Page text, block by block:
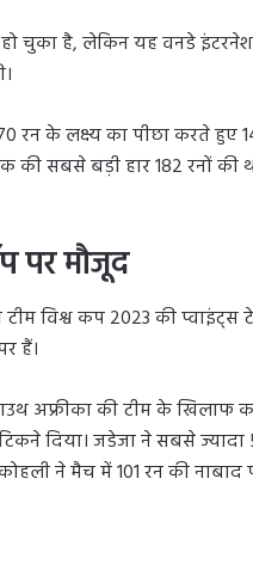
चुका है, लेकिन यह वनडे
रन के लक्ष्य का पीछा करते हुए
सबसे बड़ी हार 182 रनों की
पर मौजूद
विश्व कप 2023 की
हैं।
अफ्रीका की टीम के खिलाफ
दिया। जडेजा ने सबसे
ने मैच में 101 रन की नाबाद